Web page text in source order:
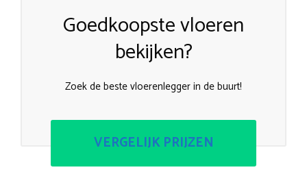
Goedkoopste vloeren
bekijken?
Zoek de beste vloerenlegger in de buurt!
VERGELIJK PRIJZEN